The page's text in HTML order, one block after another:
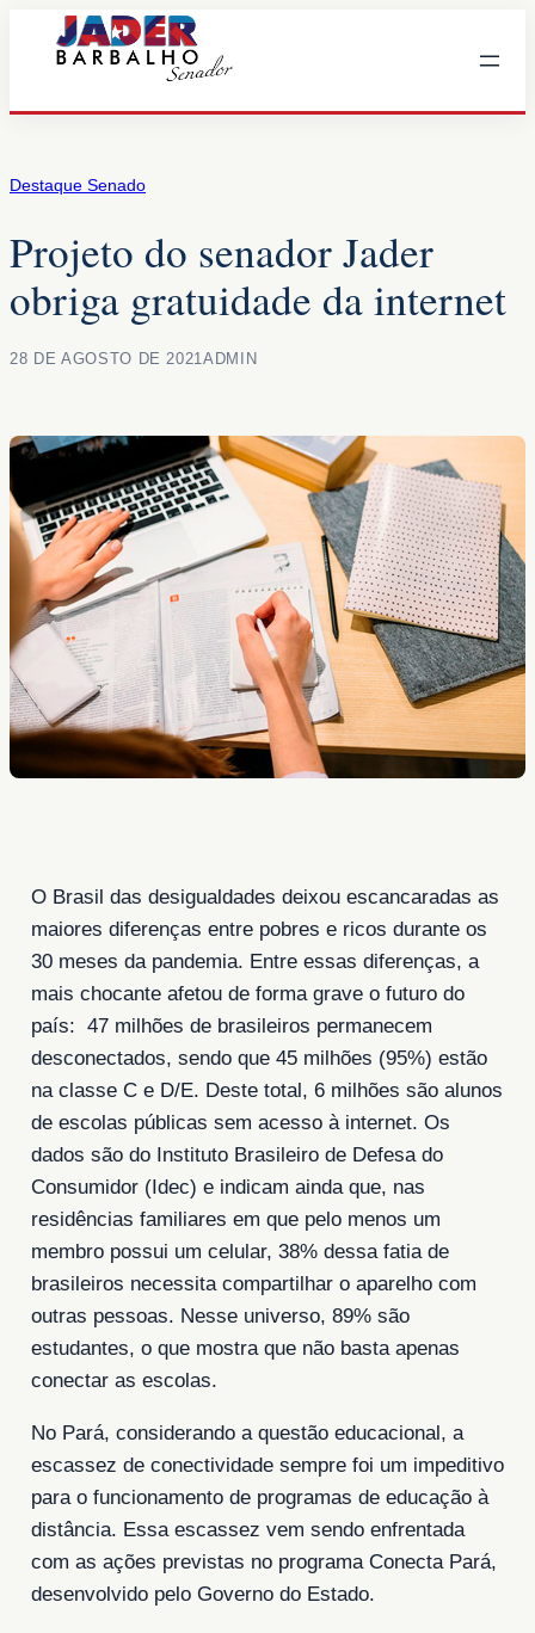
Destaque Senado
Projeto do senador Jader
obriga gratuidade da internet
28 DE AGOSTO DE 2021ADMIN
O Brasil das desigualdades deixou escancaradas as
maiores diferenças entre pobres e ricos durante os
30 meses da pandemia. Entre essas diferenças, a
mais chocante afetou de forma grave o futuro do
país: 47 milhões de brasileiros permanecem
desconectados, sendo que 45 milhões (95%) estão
na classe C e D/E. Deste total, 6 milhões são alunos
de escolas públicas sem acesso à internet. Os
dados são do Instituto Brasileiro de Defesa do
Consumidor (Idec) e indicam ainda que, nas
residências familiares em que pelo menos um
membro possui um celular, 38% dessa fatia de
brasileiros necessita compartilhar o aparelho com
outras pessoas. Nesse universo, 89% são
estudantes, o que mostra que não basta apenas
conectar as escolas.
No Pará, considerando a questão educacional, a
escassez de conectividade sempre foi um impeditivo
para o funcionamento de programas de educação à
distância. Essa escassez vem sendo enfrentada
com as ações previstas no programa Conecta Pará,
desenvolvido pelo Governo do Estado.